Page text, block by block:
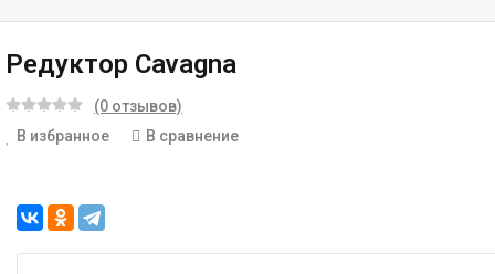
Редуктор Cavagna
(0 отзывов)
В избранное
В сравнение